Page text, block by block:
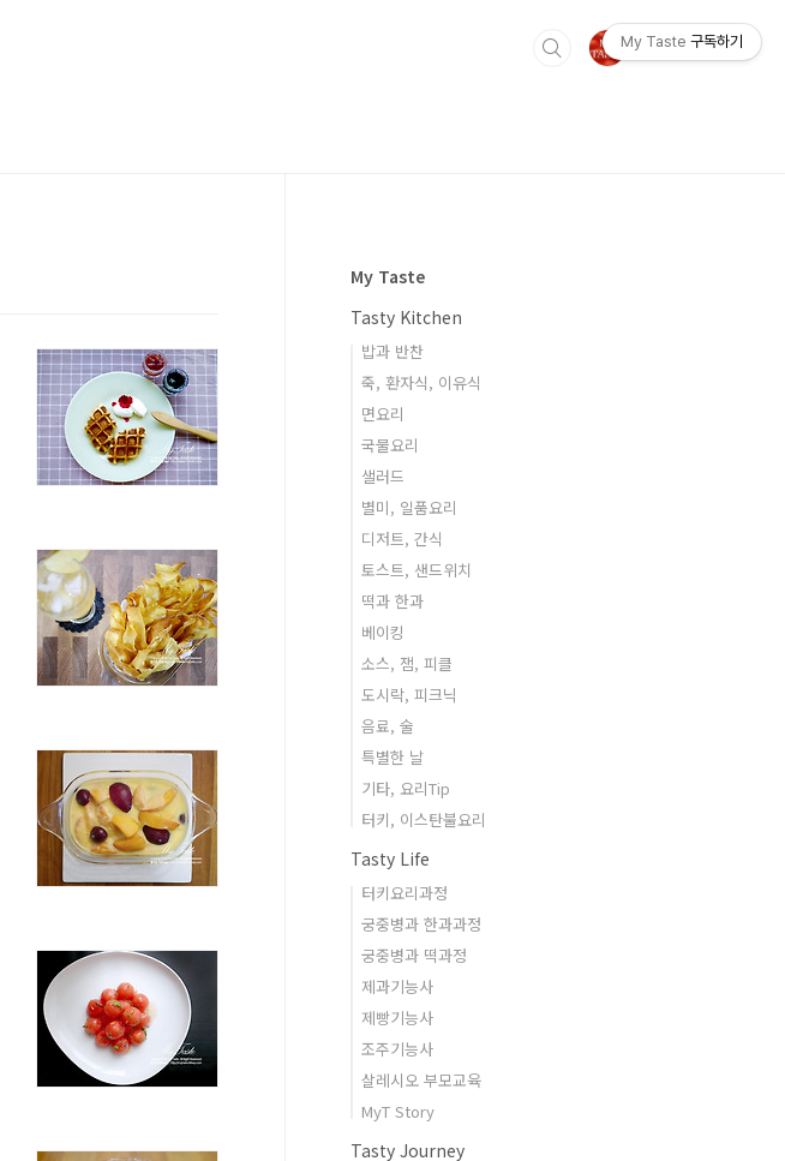
My Taste
Tasty Kitchen
밥과 반찬
죽, 환자식, 이유식
면요리
국물요리
샐러드
별미, 일품요리
디저트, 간식
토스트, 샌드위치
떡과 한과
베이킹
소스, 잼, 피클
도시락, 피크닉
음료, 술
특별한 날
기타, 요리Tip
터키, 이스탄불요리
Tasty Life
터키요리과정
궁중병과 한과과정
궁중병과 떡과정
제과기능사
제빵기능사
조주기능사
살레시오 부모교육
MyT Story
Tasty Journey
My Taste 구독하기